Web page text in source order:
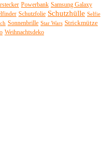
Powerbank Samsung Galaxy
Schutzfolie Schutzhülle Selfie
Sonnenbrille Star Wars Strickmütze
Weihnachtsdeko